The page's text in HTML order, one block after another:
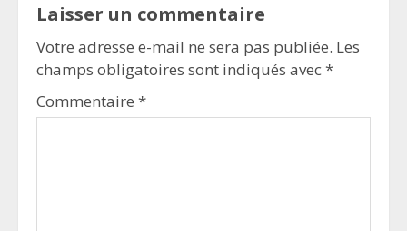
Laisser un commentaire
Votre adresse e-mail ne sera pas publiée. Les
champs obligatoires sont indiqués avec*
Commentaire *